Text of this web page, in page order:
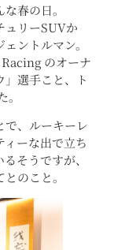
春の日。
ュリーSUVか
ントルマン。
のオーナ
選手こと、ト
で、ルーキーレ
ーな出で立ち
そうですが、
のこと。